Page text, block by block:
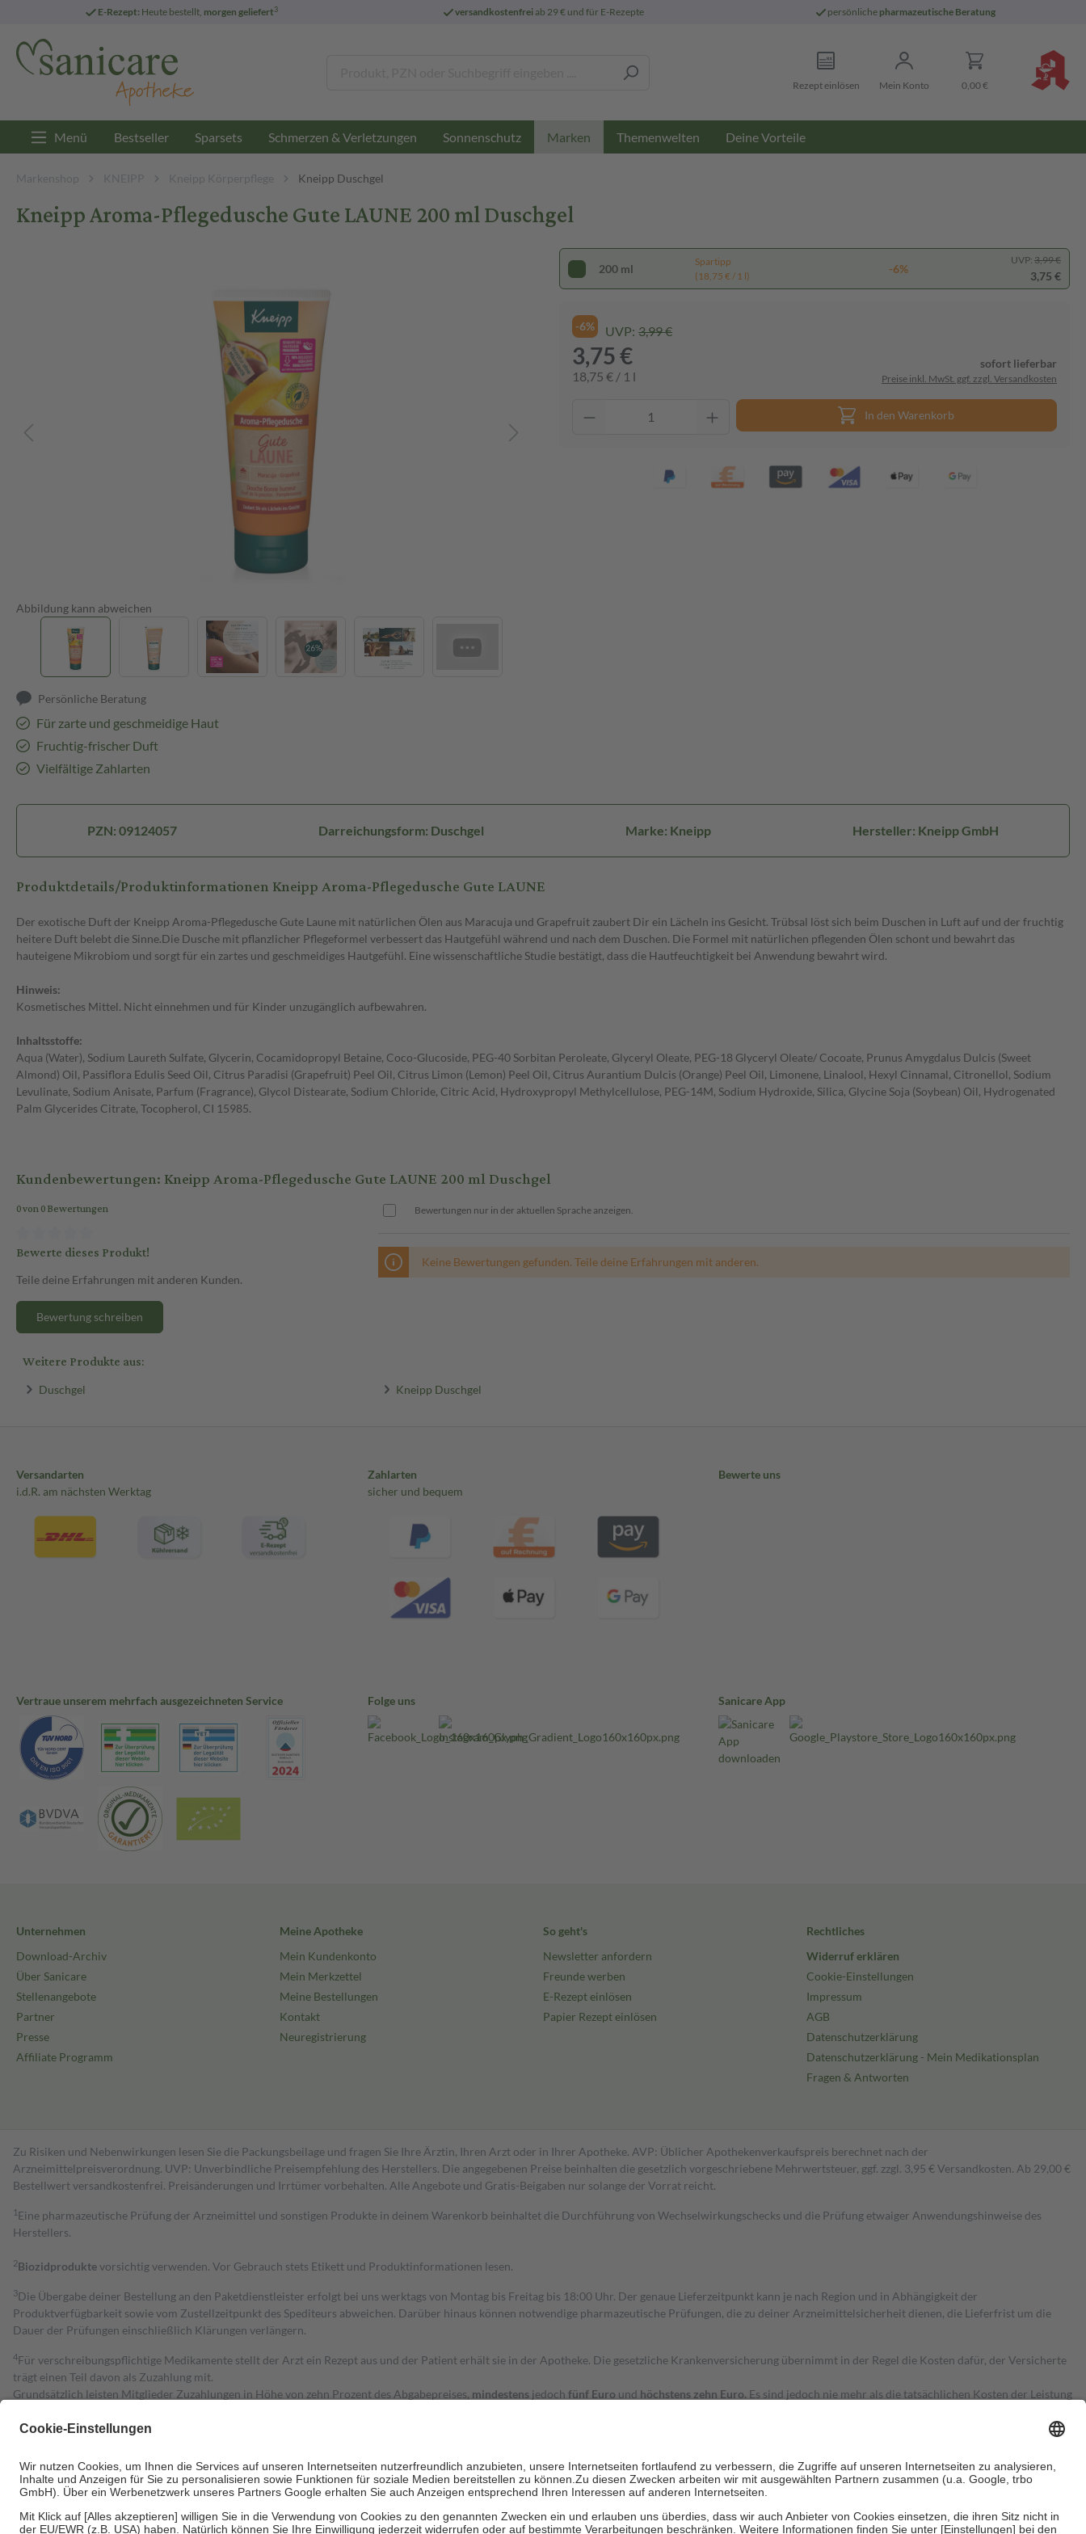
E-Rezept: Heute bestellt, morgen geliefert3 versandkostenfreiab 29 € und für E-Rezepte persönliche pharmazeutische Beratung
Rezept einlösen Mein Konto 0,00 €
Menü Bestseller Sparsets Schmerzen & Verletzungen Sonnenschutz Marken Themenwelten Deine Vorteile
Markenshop KNEIPP Kneipp Körperpflege Kneipp Duschgel
Kneipp Aroma-Pflegedusche Gute LAUNE 200 ml Duschgel
Abbildung kann abweichen
Persönliche Beratung
Für zarte und geschmeidige Haut
Fruchtig-frischer Duft
Vielfältige Zahlarten
200 ml
Spartipp
(18,75 € / 1 l)
-6%
UVP: 3,99 €
3,75 €
-6% UVP: 3,99 €
3,75 €
18,75 € / 1 l
sofort lieferbar
Preise inkl. MwSt. ggf. zzgl. Versandkosten
In den Warenkorb
PZN: 09124057 Darreichungsform: Duschgel Marke: Kneipp Hersteller: Kneipp GmbH
Produktdetails/Produktinformationen Kneipp Aroma-Pflegedusche Gute LAUNE
Der exotische Duft der Kneipp Aroma-Pflegedusche Gute Laune mit natürlichen Ölen aus Maracuja und Grapefruit zaubert Dir ein Lächeln ins Gesicht. Trübsal löst sich beim Duschen in Luft auf und der fruchtig
heitere Duft belebt die Sinne.Die Dusche mit pflanzlicher Pflegeformel verbessert das Hautgefühl während und nach dem Duschen. Die Formel mit natürlichen pflegenden Ölen schont und bewahrt das
hauteigene Mikrobiom und sorgt für ein zartes und geschmeidiges Hautgefühl. Eine wissenschaftliche Studie bestätigt, dass die Hautfeuchtigkeit bei Anwendung bewahrt wird.
Hinweis:
Kosmetisches Mittel. Nicht einnehmen und für Kinder unzugänglich aufbewahren.
Inhaltsstoffe:
Aqua (Water), Sodium Laureth Sulfate, Glycerin, Cocamidopropyl Betaine, Coco-Glucoside, PEG-40 Sorbitan Peroleate, Glyceryl Oleate, PEG-18 Glyceryl Oleate/ Cocoate, Prunus Amygdalus Dulcis (Sweet
Almond) Oil, Passiflora Edulis Seed Oil, Citrus Paradisi (Grapefruit) Peel Oil, Citrus Limon (Lemon) Peel Oil, Citrus Aurantium Dulcis (Orange) Peel Oil, Limonene, Linalool, Hexyl Cinnamal, Citronellol, Sodium
Levulinate, Sodium Anisate, Parfum (Fragrance), Glycol Distearate, Sodium Chloride, Citric Acid, Hydroxypropyl Methylcellulose, PEG-14M, Sodium Hydroxide, Silica, Glycine Soja (Soybean) Oil, Hydrogenated
Palm Glycerides Citrate, Tocopherol, CI 15985.
Kundenbewertungen: Kneipp Aroma-Pflegedusche Gute LAUNE 200 ml Duschgel
0 von 0 Bewertungen
Bewerte dieses Produkt!
Teile deine Erfahrungen mit anderen Kunden.
Bewertung schreiben
Bewertungen nur in der aktuellen Sprache anzeigen.
Keine Bewertungen gefunden. Teile deine Erfahrungen mit anderen.
Weitere Produkte aus:
Duschgel Kneipp Duschgel
Versandarten
i.d.R. am nächsten Werktag
Zahlarten
sicher und bequem
Bewerte uns
Vertraue unserem mehrfach ausgezeichneten Service Folge uns Sanicare App
Unternehmen
Download-Archiv
Über Sanicare
Stellenangebote
Partner
Presse
Affiliate Programm
Meine Apotheke
Mein Kundenkonto
Mein Merkzettel
Meine Bestellungen
Kontakt
Neuregistrierung
So geht's
Newsletter anfordern
Freunde werben
E-Rezept einlösen
Papier Rezept einlösen
Rechtliches
Widerruf erklären
Cookie-Einstellungen
Impressum
AGB
Datenschutzerklärung
Datenschutzerklärung - Mein Medikationsplan
Fragen & Antworten
Zu Risiken und Nebenwirkungen lesen Sie die Packungsbeilage und fragen Sie Ihre Ärztin, Ihren Arzt oder in Ihrer Apotheke. AVP: Üblicher Apothekenverkaufspreis berechnet nach der
Arzneimittelpreisverordnung. UVP: Unverbindliche Preisempfehlung des Herstellers. Die angegebenen Preise beinhalten die gesetzlich vorgeschriebene Mehrwertsteuer, ggf. zzgl. 3,95 € Versandkosten. Ab 29,00 €
Bestell­wert versand­kosten­frei. Preisänderungen und Irrtümer vorbehalten. Alle Angebote und Gratis-Beigaben nur solange der Vorrat reicht.
1 Eine pharmazeutische Prüfung der Arzneimittel und sonstigen Produkte in deinem Warenkorb beinhaltet die Durchführung von Wechselwirkungschecks und die Prüfung etwaiger Anwendungshinweise des
Herstellers.
2Biozidproduktevorsichtig verwenden. Vor Gebrauch stets Etikett und Produktinformationen lesen.
3Die Übergabe deiner Bestellung an den Paketdienstleister erfolgt bei uns werktags von Montag bis Freitag bis 18:00 Uhr. Der genaue Lieferzeitpunkt kann je nach Region und in Abhängigkeit der
Produktverfügbarkeit sowie vom Zustellzeitpunkt des Spediteurs abweichen. Darüber hinaus können notwendige pharmazeutische Prüfungen, die zu deiner Arzneimittelsicherheit dienen, die Lieferfrist um die
Dauer der Prüfungen einschließlich Klärungen verlängern.
4Für verschreibungspflichtige Medikamente stellt der Arzt ein Rezept aus und der Patient erhält sie in der Apotheke. Die gesetzliche Krankenversicherung übernimmt in der Regel die Kosten dafür, der Versicherte
trägt einen Teil davon als Zuzahlung mit.
Grundsätzlich leisten Mitglieder Zuzahlungen in Höhe von zehn Prozent des Abgabepreises, mindestens jedoch fünf Euro und höchstens zehn Euro. Es sind jedoch nie mehr als die tatsächlichen Kosten der Leistung
Diese Regeln gelten grundsätzlich auch für Online-Apotheken.
Um das Engagement der Versicherten für ihre eigene Gesundheit zu stärken und die besondere Stellung der Familie zu unterstützen, fallenkeine Zuzahlungen an bei:
• Kindern und Jugendlichen bis zum vollendeten 18. Lebensjahr mit Ausnahme der Fahrkosten
• Untersuchungen zur Vorsorge und Früherkennung, die von der GKV getragen werden
• empfohlenen Schutzimpfungen
• Harn- und Blutteststreifen